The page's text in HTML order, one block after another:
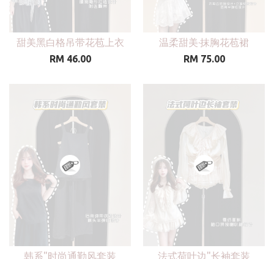
甜美黑白格吊带花苞上衣
RM 46.00
温柔甜美·抹胸花苞裙
RM 75.00
韩系"时尚通勤风套装
法式荷叶边"长袖套装